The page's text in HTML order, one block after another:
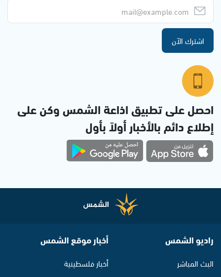
اشترك الآن
احصل على تطبيق اذاعة الشمس وكن على
إطلاع دائم بالأخبار أولاً بأول
راديو الشمس
البث المباشر
أخبار موقع الشمس
أخبار فلسطينية